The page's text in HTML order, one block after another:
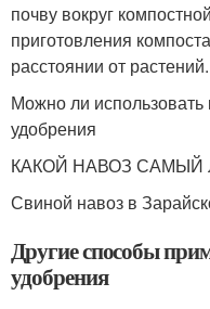
почву вокруг
приготовления
расстоянии от растений.
Можно ли использовать
удобрения
КАКОЙ НАВОЗ
Свиной навоз в
Другие способы
удобрения